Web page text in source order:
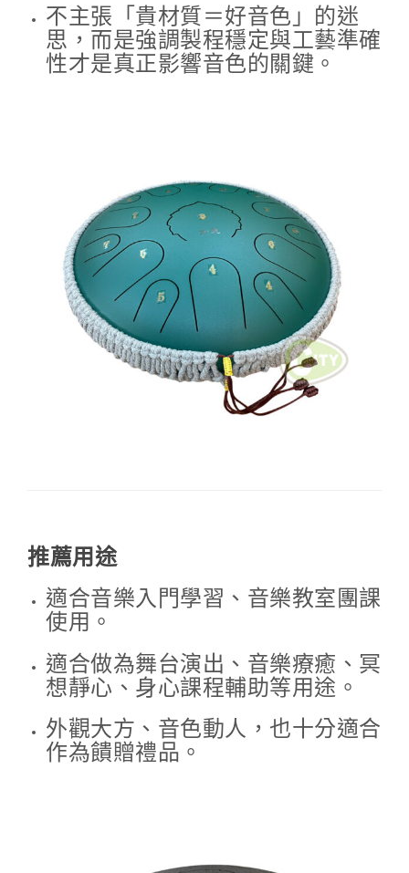
不主張「貴材質＝好音色」的迷
思，而是強調製程穩定與工藝準確
性才是真正影響音色的關鍵。
推薦用途
適合音樂入門學習、音樂教室團課
使用。
適合做為舞台演出、音樂療癒、冥
想靜心、身心課程輔助等用途。
外觀大方、音色動人，也十分適合
作為饋贈禮品。